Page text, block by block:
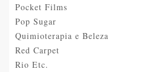
Pocket Films
Pop Sugar
Quimioterapia e Beleza
Red Carpet
Rio Etc.